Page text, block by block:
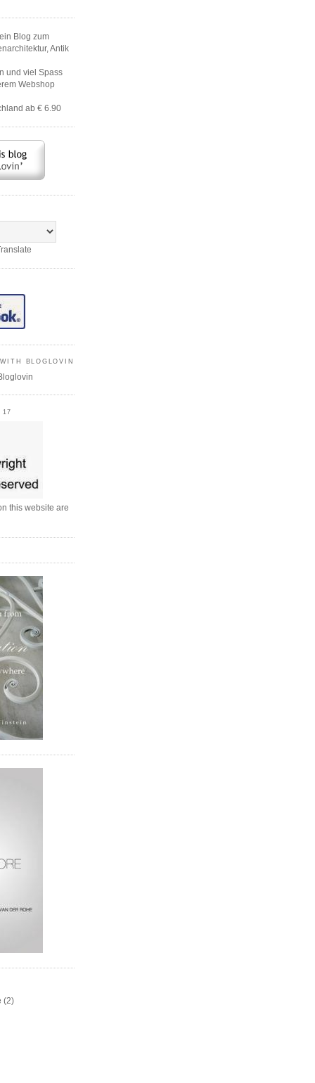
Blog zum
Antik
und viel Spass
Webshop
ab € 6.90
BLOGLOVIN
17
this website are
(2)